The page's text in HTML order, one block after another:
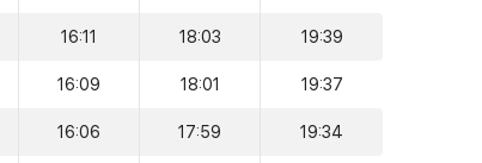
16:11 18:03 19:39
16:09 18:01 19:37
16:06 17:59 19:34